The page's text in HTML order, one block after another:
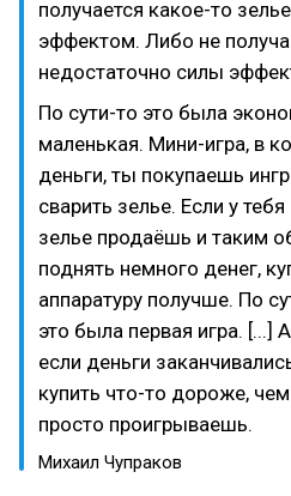
получается какое-то
эффектом. Либо не
недостаточно силы
По сути-то это была
маленькая. Мини-игра, в
деньги, ты покупаешь
сварить зелье. Если у
зелье продаёшь и таким
поднять немного денег,
аппаратуру получше. По
это была первая игра. [...]
если деньги
купить что-то дороже,
просто проигрываешь.
Михаил Чупраков